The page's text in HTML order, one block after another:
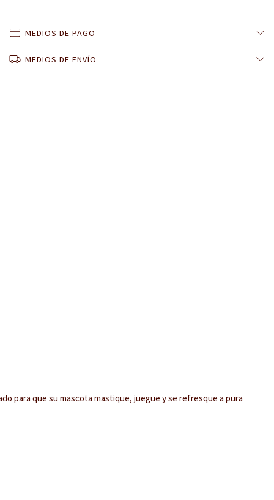
MEDIOS DE PAGO
MEDIOS DE ENVÍO
para que su mascota mastique, juegue y se refresque a pura